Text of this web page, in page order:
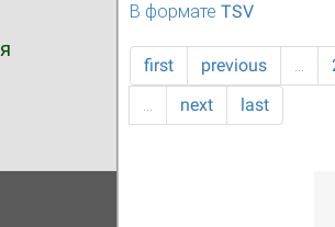
В формате TSV
first previous …
…
next last